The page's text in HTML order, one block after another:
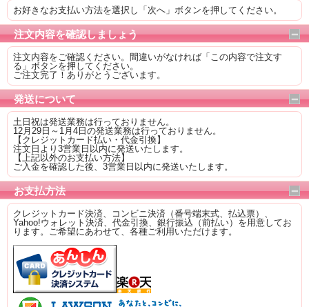
お好きなお支払い方法を選択し「次へ」ボタンを押してください。
注文内容を確認しましょう
注文内容をご確認ください。間違いがなければ「この内容で注文す
る」ボタンを押してください。
ご注文完了！ありがとうございます。
発送について
土日祝は発送業務は行っておりません。
12月29日～1月4日の発送業務は行っておりません。
【クレジットカード払い・代金引換】
注文日より3営業日以内に発送いたします。
【上記以外のお支払い方法】
ご入金を確認した後、3営業日以内に発送いたします。
お支払方法
クレジットカード決済、コンビニ決済（番号端末式、払込票）、
Yahoo!ウォレット決済、代金引換、銀行振込（前払い）を用意してお
ります。ご希望にあわせて、各種ご利用いただけます。